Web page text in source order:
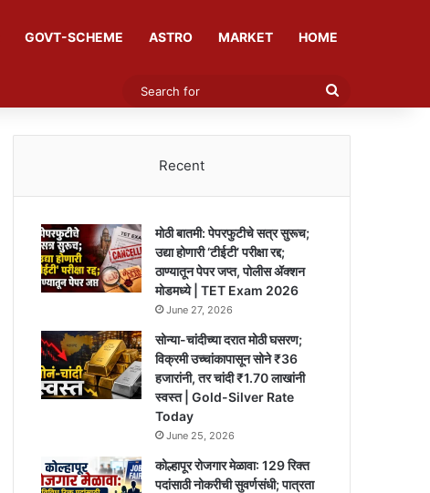
GOVT-SCHEME ASTRO MARKET HOME
Search
Recent
मोठी बातमी: पेपरफुटीचे सत्र सुरूच;
उद्या होणारी ‘टीईटी’ परीक्षा रद्द;
ठाण्यातून पेपर जप्त, पोलीस ॲक्शन
मोडमध्ये | TET Exam 2026
June 27, 2026
सोन्या-चांदीच्या दरात मोठी घसरण;
विक्रमी उच्चांकापासून सोने ₹36
हजारांनी, तर चांदी ₹1.70 लाखांनी
स्वस्त | Gold-Silver Rate
Today
June 25, 2026
कोल्हापूर रोजगार मेळावा: 129 रिक्त
पदांसाठी नोकरीची सुवर्णसंधी; पात्रता